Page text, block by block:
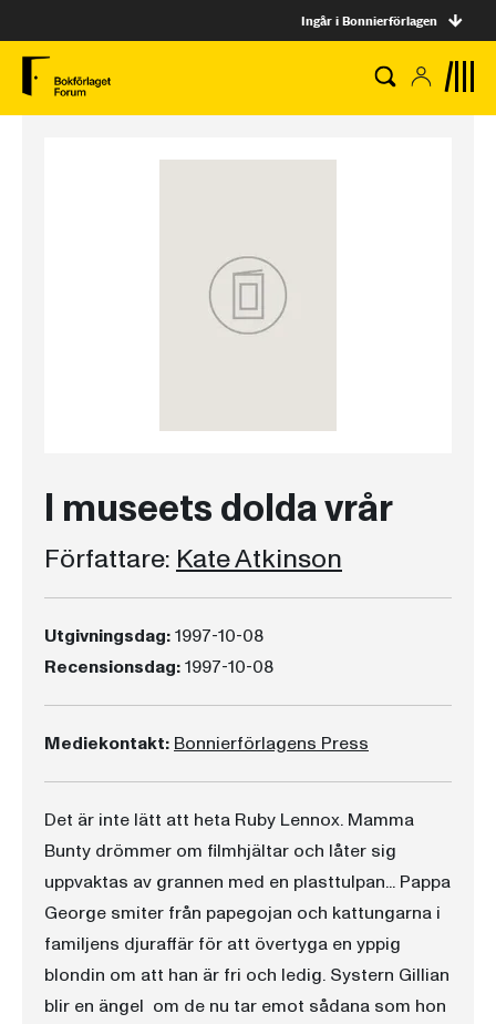
Ingår i Bonnierförlagen
I museets dolda vrår
Författare: Kate Atkinson
Utgivningsdag:1997-10-08
Recensionsdag:1997-10-08
Mediekontakt: Bonnierförlagens Press
Det är inte lätt att heta Ruby Lennox. Mamma
Bunty drömmer om filmhjältar och låter sig
uppvaktas av grannen med en plasttulpan... Pappa
George smiter från papegojan och kattungarna i
familjens djuraffär för att övertyga en yppig
blondin om att han är fri och ledig. Systern Gillian
blir en ängel  om de nu tar emot sådana som hon